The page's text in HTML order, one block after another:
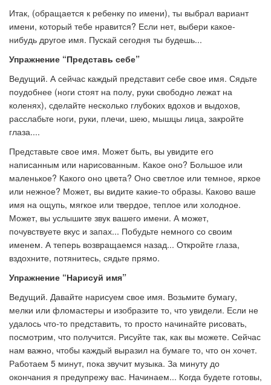
Итак, (обращается к ребенку по имени), ты выбрал вариант
имени, который тебе нравится? Если нет, выбери какое-
нибудь другое имя. Пускай сегодня ты будешь...
Упражнение “Представь себе”
Ведущий. А сейчас каждый представит себе свое имя. Сядьте
поудобнее (ноги стоят на полу, руки свободно лежат на
коленях), сделайте несколько глубоких вдохов и выдохов,
расслабьте ноги, руки, плечи, шею, мышцы лица, закройте
глаза....
Представьте свое имя. Может быть, вы увидите его
написанным или нарисованным. Какое оно? Большое или
маленькое? Какого оно цвета? Оно светлое или темное, яркое
или нежное? Может, вы видите какие-то образы. Каково ваше
имя на ощупь, мягкое или твердое, теплое или холодное.
Может, вы услышите звук вашего имени. А может,
почувствуете вкус и запах... Побудьте немного со своим
именем. А теперь возвращаемся назад... Откройте глаза,
вздохните, потянитесь, сядьте прямо.
Упражнение “Нарисуй имя”
Ведущий. Давайте нарисуем свое имя. Возьмите бумагу,
мелки или фломастеры и изобразите то, что увидели. Если не
удалось что-то представить, то просто начинайте рисовать,
посмотрим, что получится. Рисуйте так, как вы можете. Сейчас
нам важно, чтобы каждый выразил на бумаге то, что он хочет.
Работаем 5 минут, пока звучит музыка. За минуту до
окончания я предупрежу вас. Начинаем... Когда будете готовы,